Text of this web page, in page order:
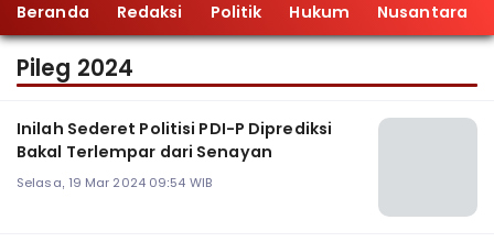
Beranda Redaksi Politik Hukum Nusantara
Pileg 2024
Inilah Sederet Politisi PDI-P Diprediksi
Bakal Terlempar dari Senayan
Selasa, 19 Mar 2024 09:54 WIB